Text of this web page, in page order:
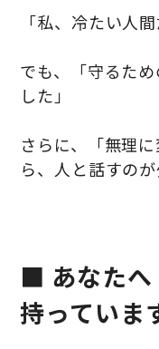
「私、冷たい人
でも、「守るた
した」
さらに、「無理
ら、人と話すの
■ あなたへ
持っていま